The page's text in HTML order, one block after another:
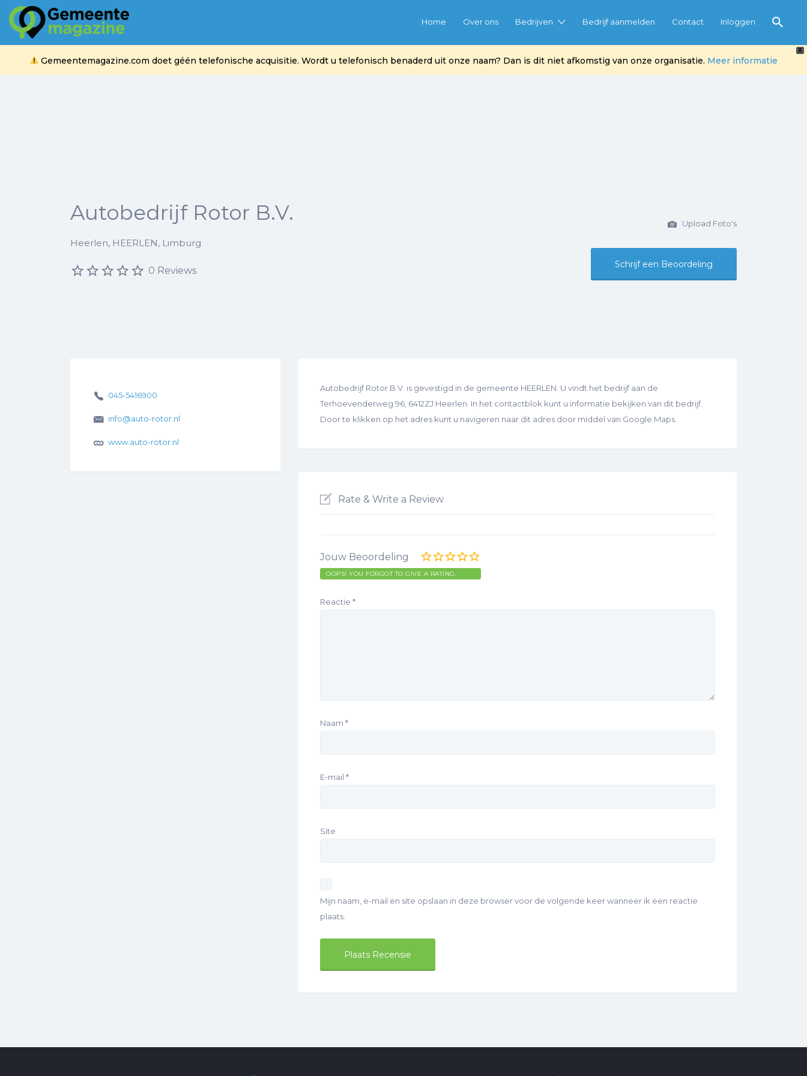
X
Gemeentemagazine.com doet géén telefonische acquisitie. Wordt u telefonisch benaderd uit onze naam? Dan is dit niet afkomstig van onze organisatie. Meer informatie
Home Over ons Bedrijven Bedrijf aanmelden Contact Inloggen
Zoek
naar:
Autobedrijf Rotor B.V.
Heerlen, HEERLEN, Limburg
0 Reviews
Upload Foto's
Schrijf een Beoordeling
045-5416900
info@auto-rotor.nl
www.auto-rotor.nl
Autobedrijf Rotor B.V. is gevestigd in de gemeente HEERLEN. U vindt het bedrijf aan de
Terhoevenderweg 96, 6412ZJ Heerlen. In het contactblok kunt u informatie bekijken van dit bedrijf.
Door te klikken op het adres kunt u navigeren naar dit adres door middel van Google Maps.
Rate & Write a Review
Jouw Beoordeling
OOPS! YOU FORGOT TO GIVE A RATING.
Reactie *
Naam *
E-mail *
Site
Mijn naam, e-mail en site opslaan in deze browser voor de volgende keer wanneer ik een reactie
plaats.